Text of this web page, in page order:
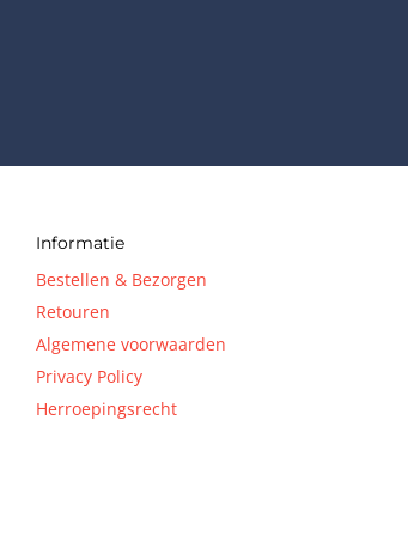
Informatie
Bestellen & Bezorgen
Retouren
Algemene voorwaarden
Privacy Policy
Herroepingsrecht